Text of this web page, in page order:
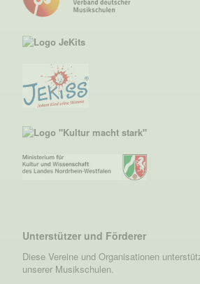
Unterstützer und Förderer
Diese Vereine und Organisationen
unserer Musikschulen.